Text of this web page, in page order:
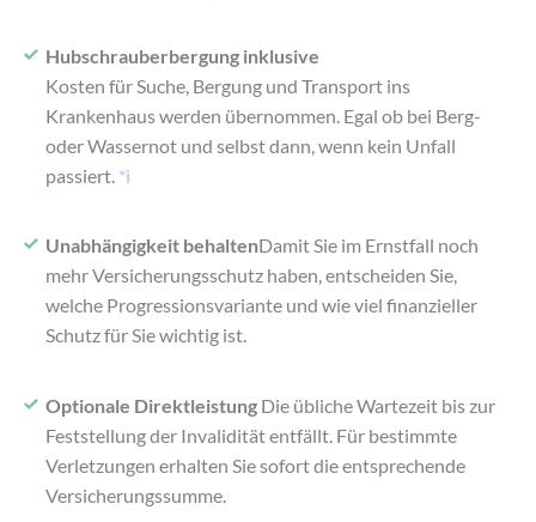
Hubschrauberbergung inklusive
Kosten für Suche, Bergung und Transport ins
Krankenhaus werden übernommen. Egal ob bei Berg-
oder Wassernot und selbst dann, wenn kein Unfall
passiert. *i
Unabhängigkeit behaltenDamit Sie im Ernstfall noch
mehr Versicherungsschutz haben, entscheiden Sie,
welche Progressionsvariante und wie viel finanzieller
Schutz für Sie wichtig ist.
Optionale Direktleistung Die übliche Wartezeit bis zur
Feststellung der Invalidität entfällt. Für bestimmte
Verletzungen erhalten Sie sofort die entsprechende
Versicherungssumme.